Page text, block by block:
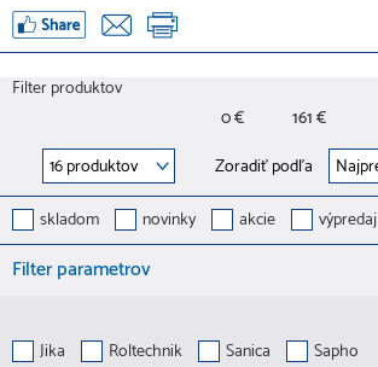
Filter produktov
0 €
161 €
Zoradiť podľa
skladom
novinky akcie výpredaj
Filter parametrov
Jika Roltechnik Sanica Sapho